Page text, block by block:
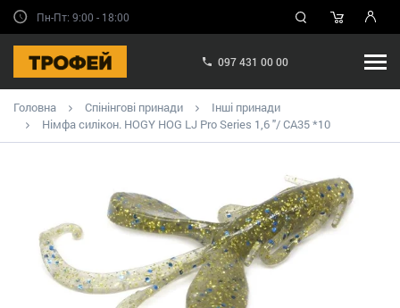
Пн-Пт: 9:00 - 18:00
097 431 00 00
Головна Спінінгові принади
Інші принади
Німфа силікон. HOGY HOG LJ Pro Series 1,6 "/ CA35 *10